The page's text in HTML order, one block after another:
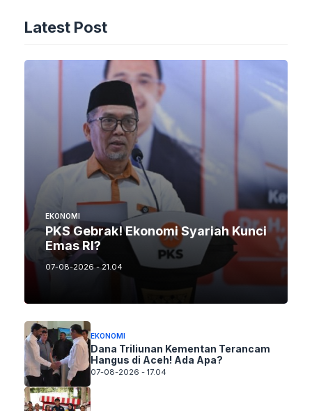
Latest Post
EKONOMI
PKS Gebrak! Ekonomi Syariah Kunci
Emas RI?
07-08-2026 - 21.04
EKONOMI
Dana Triliunan Kementan Terancam
Hangus di Aceh! Ada Apa?
07-08-2026 - 17.04